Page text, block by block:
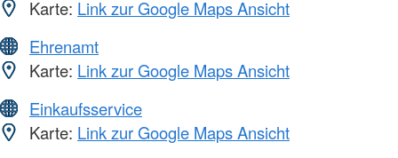
Karte: Link zur Google Maps Ansicht
Ehrenamt
Karte: Link zur Google Maps Ansicht
Einkaufsservice
Karte: Link zur Google Maps Ansicht